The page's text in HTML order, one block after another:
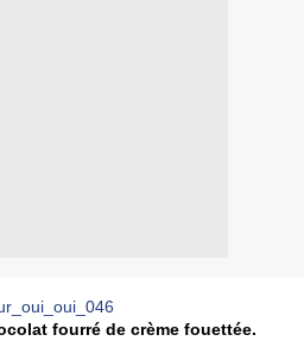
fourré de crème fouettée.